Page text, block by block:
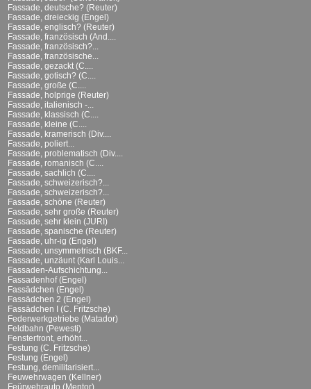
Fassade, deutsche? (Reuter)
Fassade, dreieckig (Engel)
Fassade, englisch? (Reuter)
Fassade, französisch (And....
Fassade, französisch?...
Fassade, französische...
Fassade, gezackt (C....
Fassade, gotisch? (C....
Fassade, große (C....
Fassade, holprige (Reuter)
Fassade, italienisch -...
Fassade, klassisch (C....
Fassade, kleine (C....
Fassade, kramerisch (Div....
Fassade, poliert...
Fassade, problematisch (Div....
Fassade, romanisch (C....
Fassade, sachlich (C....
Fassade, schweizerisch?...
Fassade, schweizerisch?...
Fassade, schöne (Reuter)
Fassade, sehr große (Reuter)
Fassade, sehr klein (JURI)
Fassade, spanische (Reuter)
Fassade, uhr-ig (Engel)
Fassade, unsymmetrisch (BKF...
Fassade, unzäunt (Karl Louis...
Fassaden-Aufschichtung...
Fassadenhof (Engel)
Fassädchen (Engel)
Fassädchen 2 (Engel)
Fassädchen I (C. Fritzsche)
Federwerkgetriebe (Matador)
Feldbahn (Pewesti)
Fensterfront, erhöht...
Festung (C. Fritzsche)
Festung (Engel)
Festung, demilitarisiert...
Feuwehrwagen (Kellner)
Feürwehrauto (Mentor)